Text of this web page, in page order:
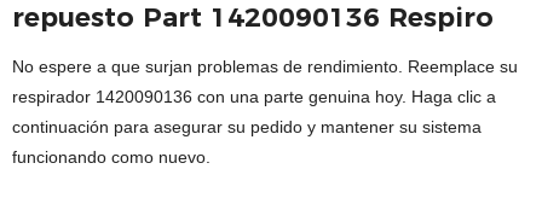
repuesto Part 1420090136 Respiro
No espere a que surjan problemas de rendimiento. Reemplace su
respirador 1420090136 con una parte genuina hoy. Haga clic a
continuación para asegurar su pedido y mantener su sistema
funcionando como nuevo.